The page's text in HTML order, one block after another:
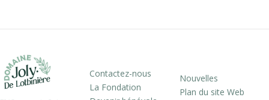
Contactez-nous
La Fondation
Nouvelles
Plan du site Web